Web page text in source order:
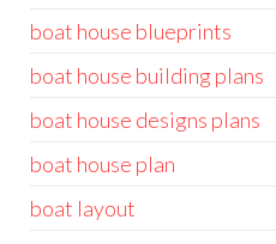
boat house blueprints
boat house building plans
boat house designs plans
boat house plan
boat layout